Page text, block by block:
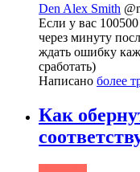
Den Alex Smith
Если у вас
через минуту
ждать ошибку
сработать)
Написано более
Как